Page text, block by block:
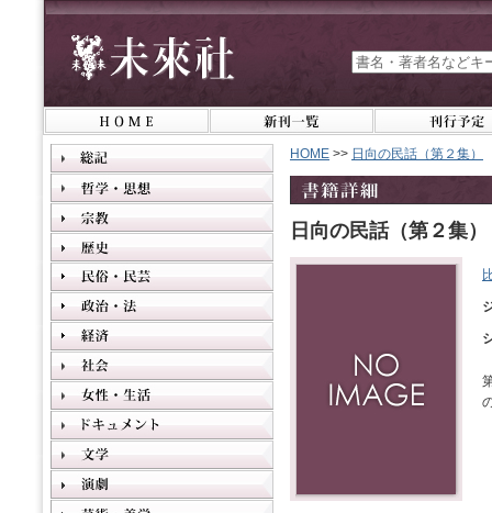
HOME >> 日向の民話（第２集）
日向の民話（第２集）